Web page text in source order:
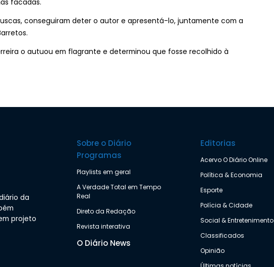
facadas.
conseguiram deter o autor e apresentá-lo, juntamente com a
o autuou em flagrante e determinou que fosse recolhido à
da
projeto
Sobre o Diário
Programas
Playlists em geral
A Verdade Total em Tempo
Real
Direto da Redação
Revista interativa
O Diário News
Editorias
Acervo O Diário Online
Política & Economia
Esporte
Polícia & Cidade
Social & Entretenimento
Classificados
Opinião